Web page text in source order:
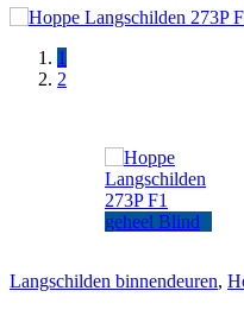
1
2
Langschilden binnendeuren,